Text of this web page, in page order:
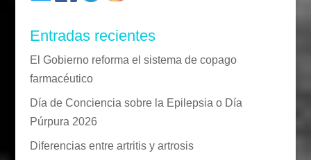
Entradas recientes
El Gobierno reforma el sistema de copago
farmacéutico
Día de Conciencia sobre la Epilepsia o Día
Púrpura 2026
Diferencias entre artritis y artrosis